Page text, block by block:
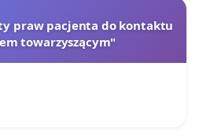
praw pacjenta do kontaktu
towarzyszącym"